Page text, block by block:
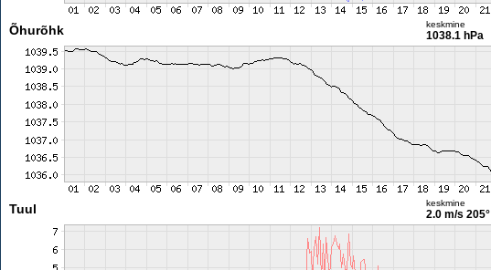
Õhurõhk keskmine
1038.1 hPa
Tuul keskmine
2.0 m/s 205°